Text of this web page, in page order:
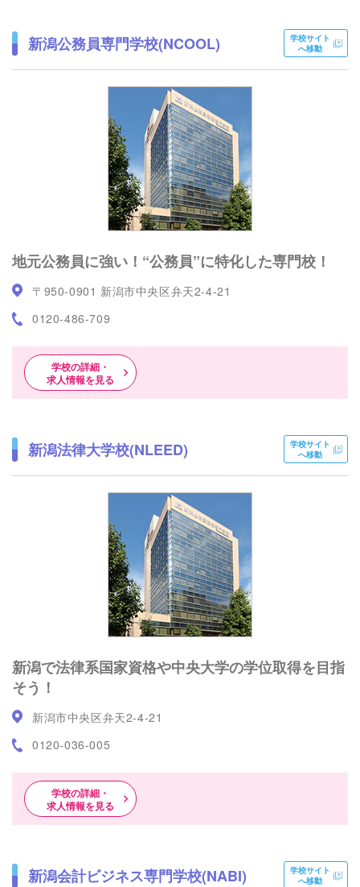
新潟公務員専門学校(NCOOL)
学校サイト
へ移動
地元公務員に強い！“公務員”に特化した専門校！
〒950-0901 新潟市中央区弁天2-4-21
0120-486-709
学校の詳細・
求人情報を見る
新潟法律大学校(NLEED)
学校サイト
へ移動
新潟で法律系国家資格や中央大学の学位取得を目指
そう！
新潟市中央区弁天2-4-21
0120-036-005
学校の詳細・
求人情報を見る
新潟会計ビジネス専門学校(NABI)
学校サイト
へ移動